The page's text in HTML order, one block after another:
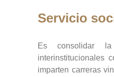
Servicio
Es consolidar
interinstitucionales
imparten carreras